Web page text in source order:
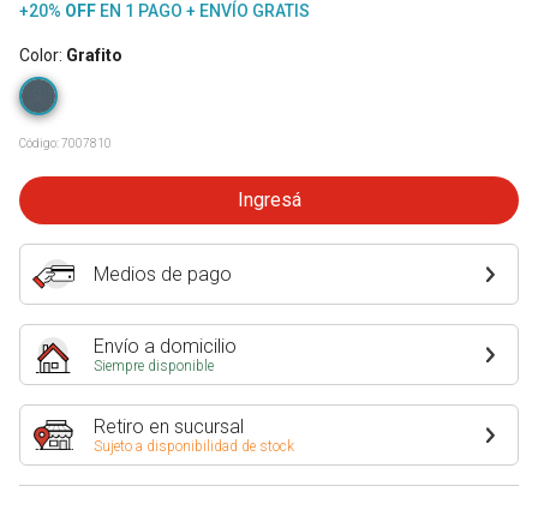
+20% OFF EN 1 PAGO + ENVÍO GRATIS
Color: Grafito
Código:7007810
Ingresá
Medios de pago
Envío a domicilio
Siempre disponible
Retiro en sucursal
Sujeto a disponibilidad de stock